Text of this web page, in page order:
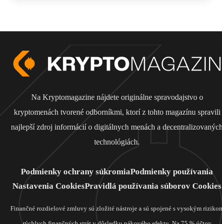
Na Kryptomagazine nájdete originálne spravodajstvo o
kryptomenách tvorené odborníkmi, ktorí z tohto magazínu spravili
najlepší zdroj informácií o digitálnych menách a
technológiách.
Podmienky ochrany súkromiaPodmienky používania
Nastavenia CookiesPravidlá používania súborov Cookies
Finančné rozdielové zmluvy sú zložité nástroje a sú spojené s vysokým